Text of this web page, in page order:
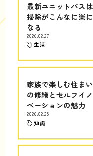
最新ユニットバスは
掃除がこんなに楽に
なる
2026.02.27
生活
家族で楽しむ住まい
の修繕とセルフイノ
ベーションの魅力
2026.02.25
知識